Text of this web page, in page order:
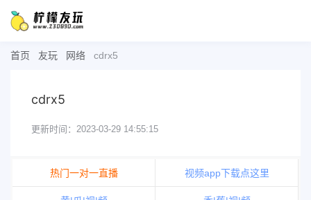
首页 友玩 网络 cdrx5
cdrx5
更新时间：2023-03-29 14:55:15
热门一对一直播 视频app下载点这里